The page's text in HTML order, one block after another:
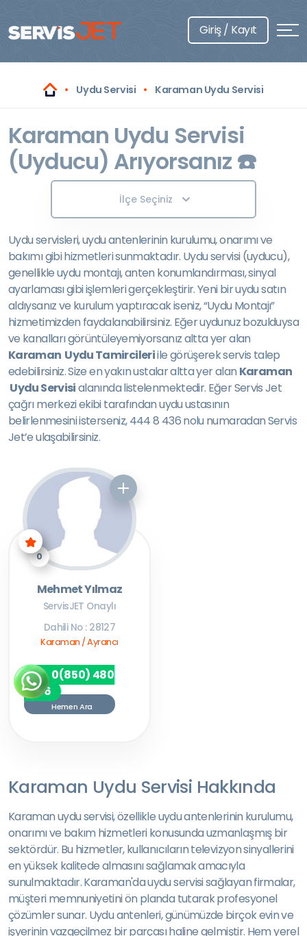
Giriş / Kayıt
Uydu Servisi Karaman Uydu Servisi
Karaman Uydu Servisi
(Uyducu) Arıyorsanız ☎️
İlçe Seçiniz
Uydu servisleri, uydu antenlerinin kurulumu, onarımı ve
bakımı gibi hizmetleri sunmaktadır. Uydu servisi (uyducu),
genellikle uydu montajı, anten konumlandırması, sinyal
ayarlaması gibi işlemleri gerçekleştirir. Yeni bir uydu satın
aldıysanız ve kurulum yaptıracak iseniz, “Uydu Montajı”
hizmetimizden faydalanabilirsiniz. Eğer uydunuz bozulduysa
ve kanalları görüntüleyemiyorsanız altta yer alan
Karaman Uydu Tamircileriile görüşerek servis talep
edebilirsiniz. Size en yakın ustalar altta yer alan Karaman
Uydu Servisialanında listelenmektedir. Eğer Servis Jet
çağrı merkezi ekibi tarafından uydu ustasının
belirlenmesini isterseniz, 444 8 436 nolu numaradan Servis
Jet’e ulaşabilirsiniz.
0
Mehmet Yılmaz
ServisJET Onaylı
Dahili No : 28127
Karaman / Ayrancı
0(850) 480
7256
Hemen Ara
Karaman Uydu Servisi Hakkında
Karaman uydu servisi, özellikle uydu antenlerinin kurulumu,
onarımı ve bakım hizmetleri konusunda uzmanlaşmış bir
sektördür. Bu hizmetler, kullanıcıların televizyon sinyallerini
en yüksek kalitede almasını sağlamak amacıyla
sunulmaktadır. Karaman'da uydu servisi sağlayan firmalar,
müşteri memnuniyetini ön planda tutarak profesyonel
çözümler sunar. Uydu antenleri, günümüzde birçok evin ve
işyerinin vazgeçilmez bir parçası haline gelmiştir. Hem yerel